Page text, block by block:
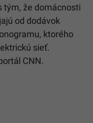
tým, že domácnosti
od dodávok
ktorého
sieť.
CNN.